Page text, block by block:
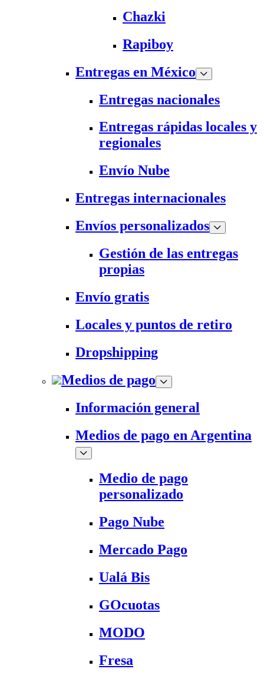
Chazki
Rapiboy
Entregas en México
Entregas nacionales
Entregas rápidas locales y
regionales
Envío Nube
Entregas internacionales
Envíos personalizados
Gestión de las entregas
propias
Envío gratis
Locales y puntos de retiro
Dropshipping
Medios de pago
Información general
Medios de pago en Argentina
Medio de pago
personalizado
Pago Nube
Mercado Pago
Ualá Bis
GOcuotas
MODO
Fresa